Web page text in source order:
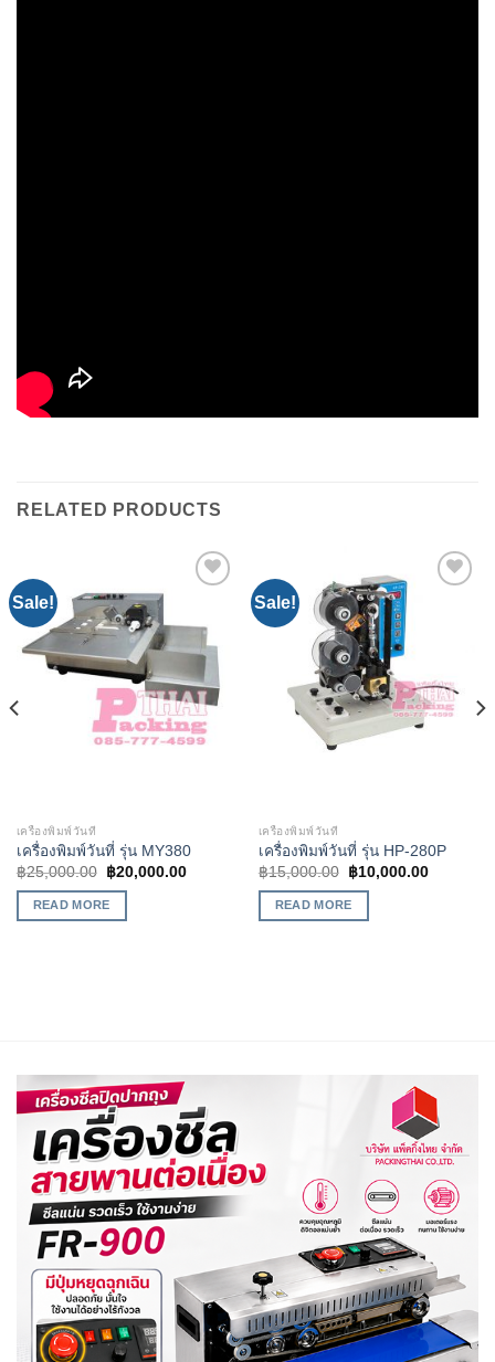
RELATED PRODUCTS
Sale!
เครื่องพิมพ์วันที่
เครื่องพิมพ์วันที่ รุ่น MY380
฿25,000.00 ฿20,000.00
READ MORE
Sale!
เครื่องพิมพ์วันที่
เครื่องพิมพ์วันที่ รุ่น HP-280P
฿15,000.00 ฿10,000.00
READ MORE